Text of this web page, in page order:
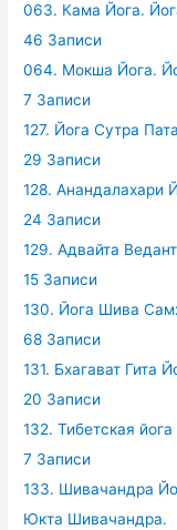
063. Кама Йога.
46 Записи
064. Мокша Йога.
7 Записи
127. Йога Сутра
29 Записи
128. Анандалахари
24 Записи
129. Адвайта
15 Записи
130. Йога Шива
68 Записи
131. Бхагават Гита
20 Записи
132. Тибетская
7 Записи
133. Шивачандра
Юкта Шивачандра.